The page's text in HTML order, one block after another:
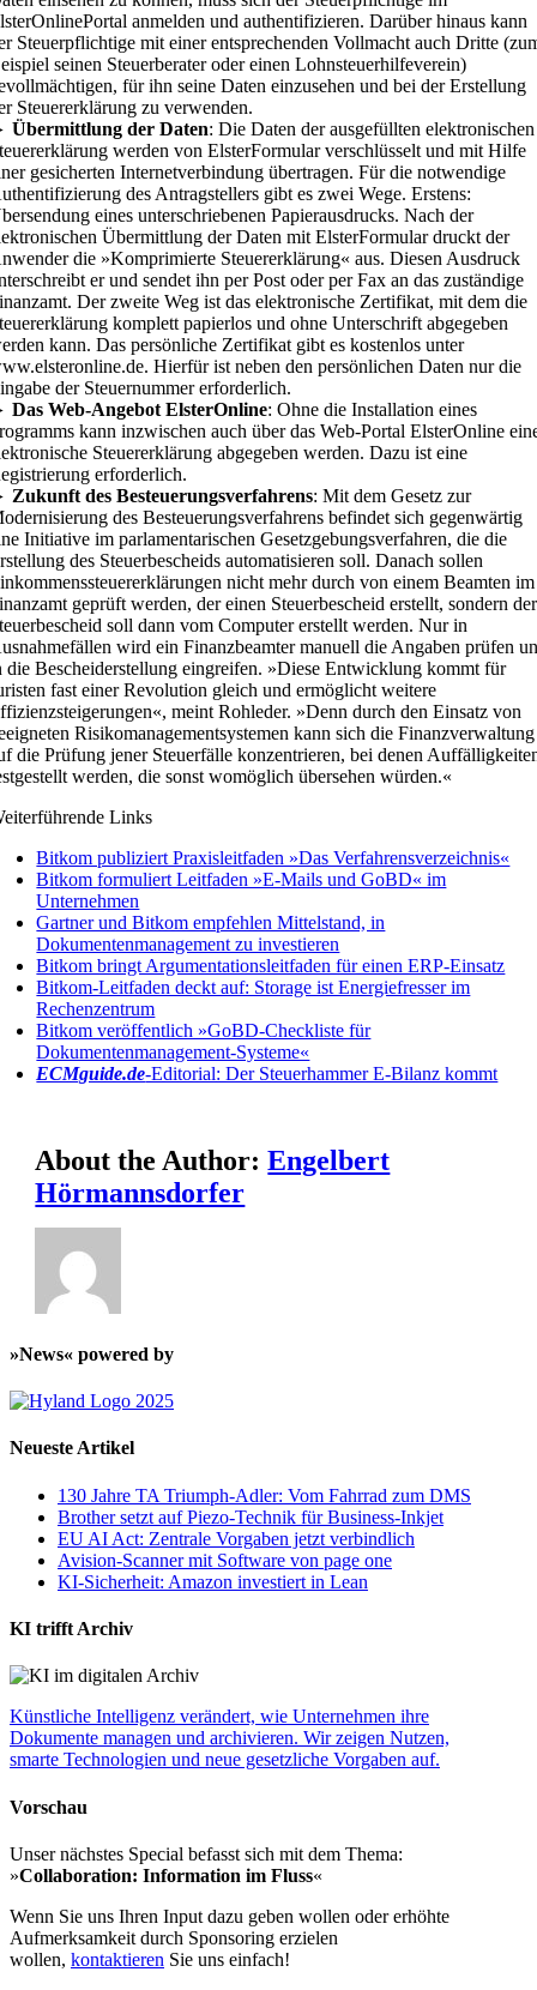
anmelden und authentifizieren. Darüber hinaus kann
Steuerpflichtige mit einer entsprechenden Vollmacht auch Dritte
seinen Steuerberater oder einen Lohnsteuerhilfeverein)
für ihn seine Daten einzusehen und bei der Erstellung
Steuererklärung zu verwenden.
Übermittlung der Daten: Die Daten der ausgefüllten elektronischen
werden von ElsterFormular verschlüsselt und mit Hilfe
gesicherten Internetverbindung übertragen. Für die notwendige
des Antragstellers gibt es zwei Wege. Erstens:
eines unterschriebenen Papierausdrucks. Nach der
Übermittlung der Daten mit ElsterFormular druckt der
die »Komprimierte Steuererklärung« aus. Diesen Ausdruck
er und sendet ihn per Post oder per Fax an das zuständige
Der zweite Weg ist das elektronische Zertifikat, mit dem die
komplett papierlos und ohne Unterschrift abgegeben
kann. Das persönliche Zertifikat gibt es kostenlos unter
Hierfür ist neben den persönlichen Daten nur die
der Steuernummer erforderlich.
Das Web-Angebot ElsterOnline: Ohne die Installation eines
kann inzwischen auch über das Web-Portal ElsterOnline
Steuererklärung abgegeben werden. Dazu ist eine
erforderlich.
Zukunft des Besteuerungsverfahrens: Mit dem Gesetz zur
des Besteuerungsverfahrens befindet sich gegenwärtig
Initiative im parlamentarischen Gesetzgebungsverfahren, die die
des Steuerbescheids automatisieren soll. Danach sollen
nicht mehr durch von einem Beamten im
geprüft werden, der einen Steuerbescheid erstellt, sondern der
soll dann vom Computer erstellt werden. Nur in
wird ein Finanzbeamter manuell die Angaben prüfen
die Bescheiderstellung eingreifen. »Diese Entwicklung kommt für
fast einer Revolution gleich und ermöglicht weitere
meint Rohleder. »Denn durch den Einsatz von
Risikomanagementsystemen kann sich die Finanzverwaltung
die Prüfung jener Steuerfälle konzentrieren, bei denen
werden, die sonst womöglich übersehen würden.«
Links
Bitkom publiziert Praxisleitfaden »Das Verfahrensverzeichnis«
Bitkom formuliert Leitfaden »E-Mails und GoBD« im
Unternehmen
Gartner und Bitkom empfehlen Mittelstand, in
Dokumentenmanagement zu investieren
Bitkom bringt Argumentationsleitfaden für einen ERP-Einsatz
Bitkom-Leitfaden deckt auf: Storage ist Energiefresser im
Rechenzentrum
Bitkom veröffentlich »GoBD-Checkliste für
Dokumentenmanagement-Systeme«
ECMguide.de-Editorial: Der Steuerhammer E-Bilanz kommt
About the Author:Engelbert
Hörmannsdorfer
»News« powered by
Neueste Artikel
130 Jahre TA Triumph-Adler: Vom Fahrrad zum DMS
Brother setzt auf Piezo-Technik für Business-Inkjet
EU AI Act: Zentrale Vorgaben jetzt verbindlich
Avision-Scanner mit Software von page one
KI-Sicherheit: Amazon investiert in Lean
KI trifft Archiv
Künstliche Intelligenz verändert, wie Unternehmen ihre
Dokumente managen und archivieren. Wir zeigen Nutzen,
smarte Technologien und neue gesetzliche Vorgaben auf.
Vorschau
Unser nächstes Special befasst sich mit dem Thema:
»Collaboration: Information im Fluss«
Wenn Sie uns Ihren Input dazu geben wollen oder erhöhte
Aufmerksamkeit durch Sponsoring erzielen
wollen, kontaktieren Sie uns einfach!